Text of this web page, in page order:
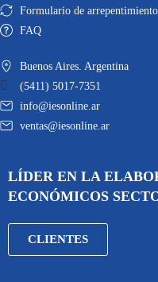
Formulario de arrepentimiento
FAQ
Buenos Aires. Argentina
(5411) 5017-7351
info@iesonline.ar
ventas@iesonline.ar
LÍDER EN LA
ECONÓMICOS
CLIENTES